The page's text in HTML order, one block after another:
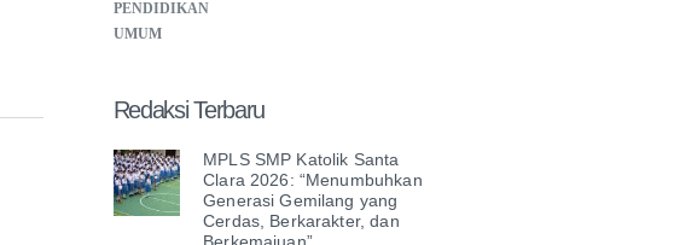
PENDIDIKAN
UMUM
Redaksi Terbaru
MPLS SMP Katolik Santa
Clara 2026: “Menumbuhkan
Generasi Gemilang yang
Cerdas, Berkarakter, dan
Berkemajuan”